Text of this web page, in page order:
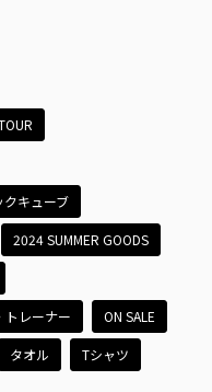
クキューブ
2024 SUMMER GOODS
トレーナー ON SALE
タオル Tシャツ